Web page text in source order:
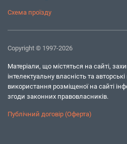
Схема проїзду
Copyright © 1997-2026
Матеріали, що містяться на сайті,
інтелектуальну власність та
використання розміщеної на сайті
згоди законних правовласників.
Публічний договір (Оферта)